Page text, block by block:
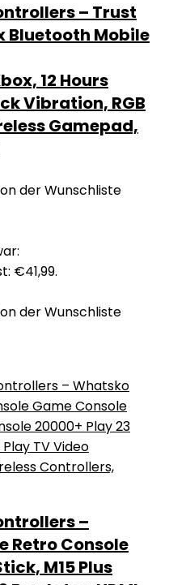
– Trust
Bluetooth Mobile
12 Hours
Vibration, RGB
Gamepad,
der Wunschliste
€41,99.
der Wunschliste
–
Retro Console
M15 Plus